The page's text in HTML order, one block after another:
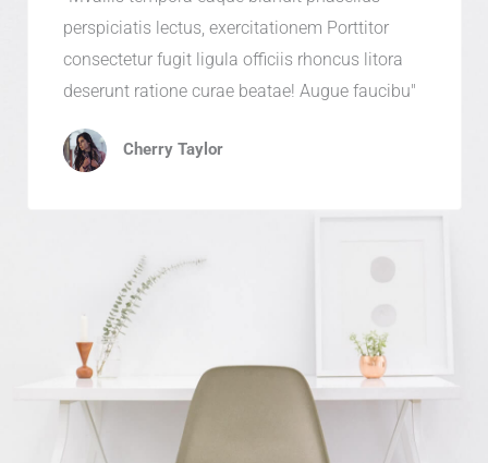
perspiciatis lectus, exercitationem Porttitor
consectetur fugit ligula officiis rhoncus litora
deserunt ratione curae beatae! Augue faucibu"
Cherry Taylor